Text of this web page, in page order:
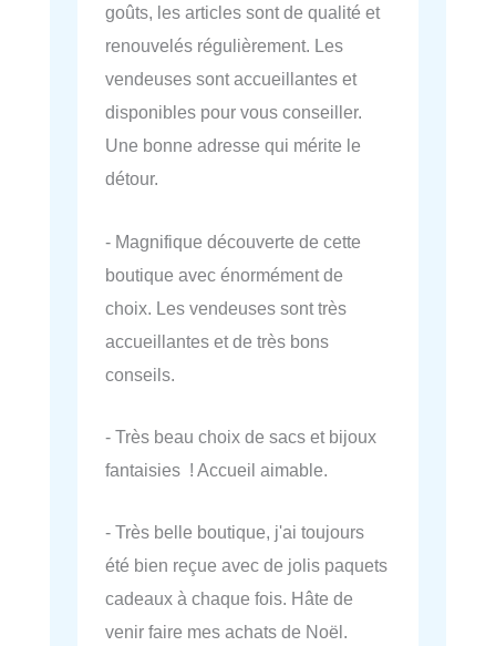
goûts, les articles sont de qualité et
renouvelés régulièrement. Les
vendeuses sont accueillantes et
disponibles pour vous conseiller.
Une bonne adresse qui mérite le
détour.
- Magnifique découverte de cette
boutique avec énormément de
choix. Les vendeuses sont très
accueillantes et de très bons
conseils.
- Très beau choix de sacs et bijoux
fantaisies ! Accueil aimable.
- Très belle boutique, j'ai toujours
été bien reçue avec de jolis paquets
cadeaux à chaque fois. Hâte de
venir faire mes achats de Noël.